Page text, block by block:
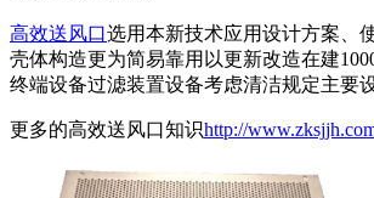
高效送风口选用本新技术应用设计方案、
壳体构造更为简易靠用以更新改造在建
终端设备过滤装置设备考虑清洁规定主要设
更多的高效送风口知识http://